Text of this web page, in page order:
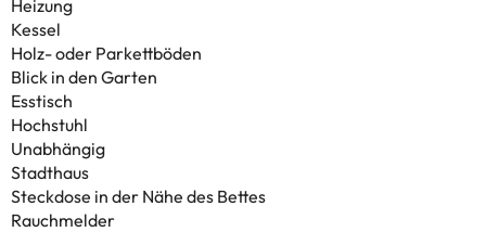
Heizung
Kessel
Holz- oder Parkettböden
Blick in den Garten
Esstisch
Hochstuhl
Unabhängig
Stadthaus
Steckdose in der Nähe des Bettes
Rauchmelder